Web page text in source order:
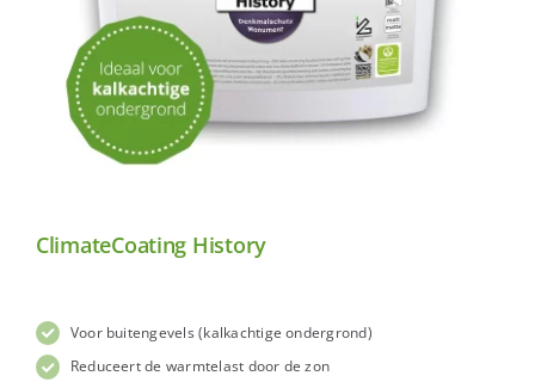
ClimateCoating History
Voor buitengevels (kalkachtige ondergrond)
Reduceert de warmtelast door de zon